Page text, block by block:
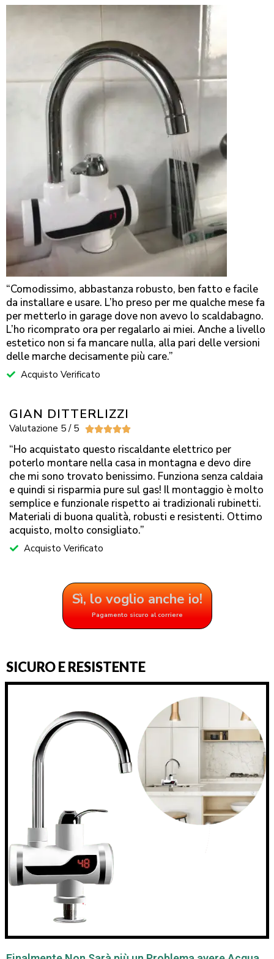
“Comodissimo, abbastanza robusto, ben fatto e facile
da installare e usare. L’ho preso per me qualche mese fa
per metterlo in garage dove non avevo lo scaldabagno.
L’ho ricomprato ora per regalarlo ai miei. Anche a livello
estetico non si fa mancare nulla, alla pari delle versioni
delle marche decisamente più care.”
Acquisto Verificato
GIAN DITTERLIZZI
Valutazione 5 / 5 
“Ho acquistato questo riscaldante elettrico per
poterlo montare nella casa in montagna e devo dire
che mi sono trovato benissimo. Funziona senza caldaia
e quindi si risparmia pure sul gas! Il montaggio è molto
semplice e funzionale rispetto ai tradizionali rubinetti.
Materiali di buona qualità, robusti e resistenti. Ottimo
acquisto, molto consigliato.”
Acquisto Verificato
Sì, lo voglio anche io!
Pagamento sicuro al corriere
SICURO E RESISTENTE